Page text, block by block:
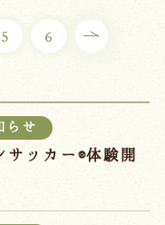
5 6
らせ
サッカー®体験開
ぶ
ぶ
ごす特別な日